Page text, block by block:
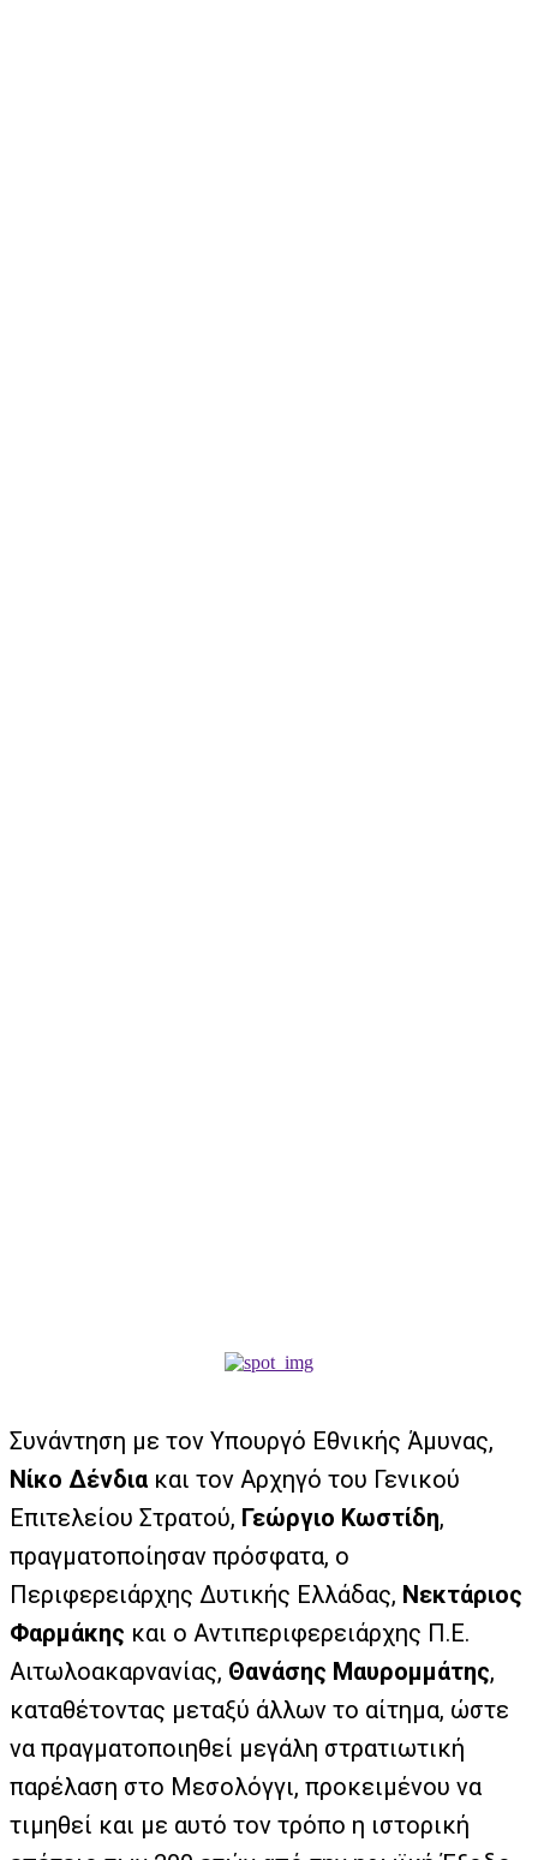
Συνάντηση με τον Υπουργό Εθνικής Άμυνας,
Νίκο Δένδια και τον Αρχηγό του Γενικού
Επιτελείου Στρατού, Γεώργιο Κωστίδη,
πραγματοποίησαν πρόσφατα, ο
Περιφερειάρχης Δυτικής Ελλάδας, Νεκτάριος
Φαρμάκης και ο Αντιπεριφερειάρχης Π.Ε.
Αιτωλοακαρνανίας, Θανάσης Μαυρομμάτης,
καταθέτοντας μεταξύ άλλων το αίτημα, ώστε
να πραγματοποιηθεί μεγάλη στρατιωτική
παρέλαση στο Μεσολόγγι, προκειμένου να
τιμηθεί και με αυτό τον τρόπο η ιστορική